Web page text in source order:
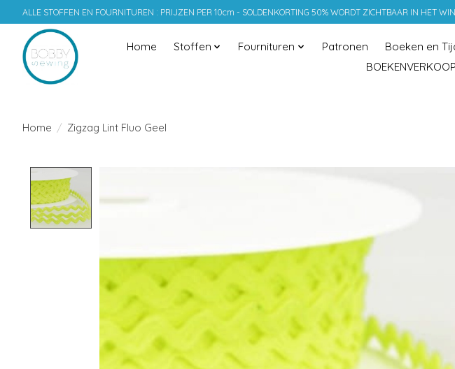
ALLE STOFFEN EN FOURNITUREN : PRIJZEN PER 10cm - SOLDENKORTING 50% WORDT ZICHTBAAR IN HET
Home Stoffen Fournituren Patronen Boeken en
BOEKENVERKOOP
Home / Zigzag Lint Fluo Geel